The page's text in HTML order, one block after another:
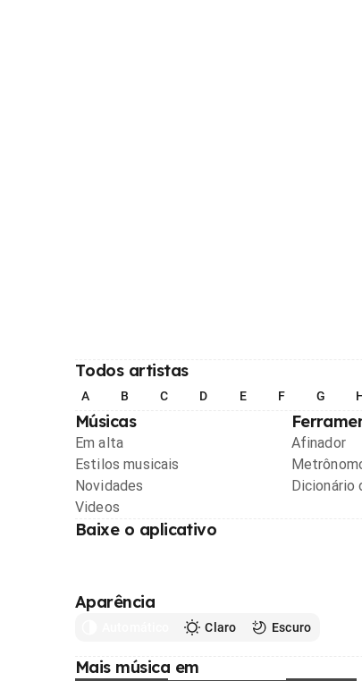
Todos artistas
A B C D E F G
Músicas
Em alta
Estilos musicais
Novidades
Videos
Afinador
Dicionário
Baixe o aplicativo
Aparência
Claro Escuro
Mais música em